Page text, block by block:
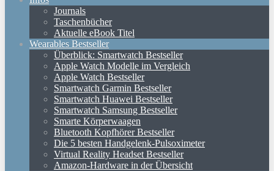
Journals
Taschenbücher
Aktuelle eBook Titel
Wearables Bestseller
Überblick: Smartwatch Bestseller
Apple Watch Modelle im Vergleich
Apple Watch Bestseller
Smartwatch Garmin Bestseller
Smartwatch Huawei Bestseller
Smartwatch Samsung Bestseller
Smarte Körperwaagen
Bluetooth Kopfhörer Bestseller
Die 5 besten Handgelenk-Pulsoximeter
Virtual Reality Headset Bestseller
Amazon-Hardware in der Übersicht